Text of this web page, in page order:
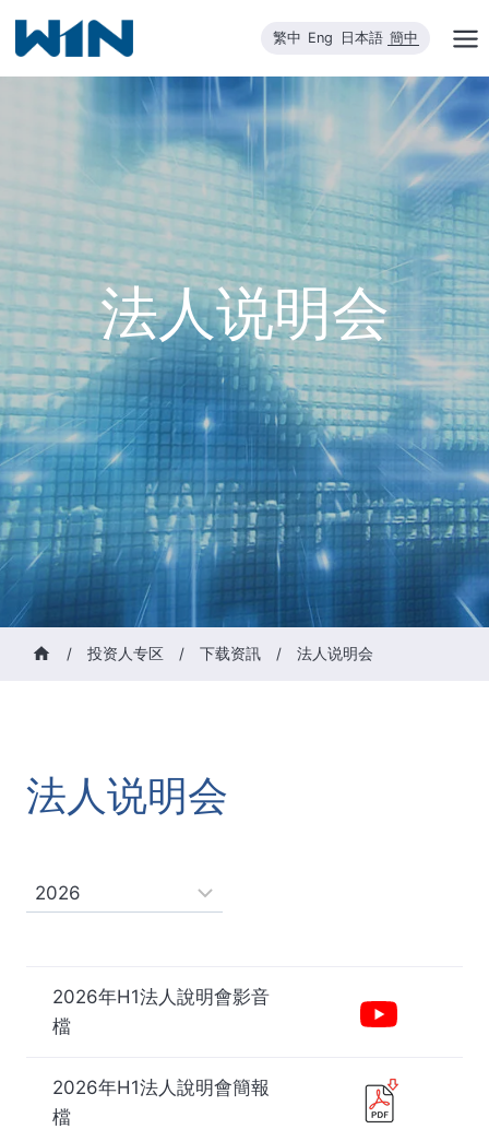
内
繁中 Eng 日本語 簡中
法人说明会
/ 投资人专区 / 下载资訊 / 法人说明会
法人说明会
2026年H1法人說明會影音
檔
2026年H1法人說明會簡報
檔